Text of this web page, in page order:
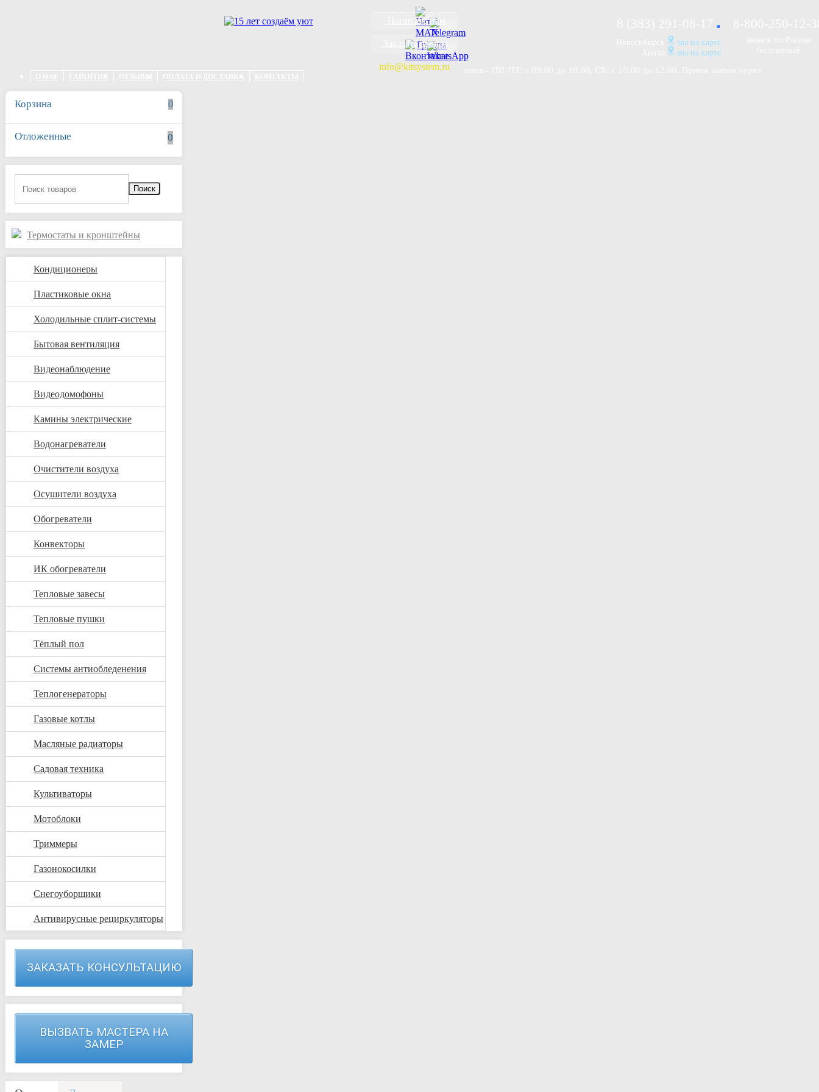
мы на карте
мы на карте
Приём звонков - ПН-ПТ: с 09.00 до 18.00, СБ: c 10:00 до 12.00. Приём заявок через интернет-магазин и
Написать нам
Заказать звонок
info@kitsystem.ru
Корзина 0
Отложенные 0
Поиск
Термостаты и кронштейны
Кондиционеры
Пластиковые окна
Холодильные сплит-системы
Бытовая вентиляция
Видеонаблюдение
Видеодомофоны
Камины электрические
Водонагреватели
Очистители воздуха
Осушители воздуха
Обогреватели
Конвекторы
ИК обогреватели
Тепловые завесы
Тепловые пушки
Тёплый пол
Системы антиобледенения
Теплогенераторы
Газовые котлы
Масляные радиаторы
Садовая техника
Культиваторы
Мотоблоки
Триммеры
Газонокосилки
Снегоуборщики
Антивирусные рециркуляторы
ЗАКАЗАТЬ КОНСУЛЬТАЦИЮ
ВЫЗВАТЬ МАСТЕРА НА
ЗАМЕР